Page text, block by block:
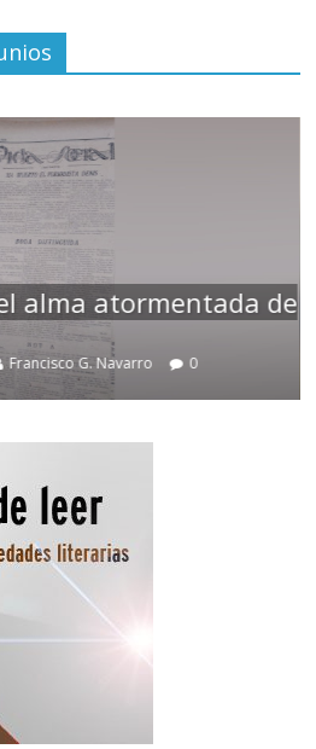
alma atormentada de
G. Navarro 0